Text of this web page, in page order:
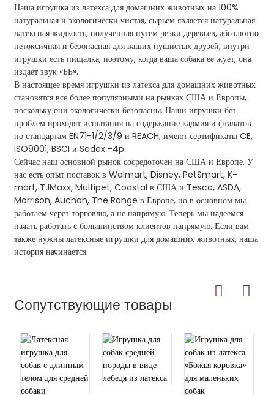
Наша игрушка из латекса для домашних животных на 100%
натуральная и экологически чистая, сырьем является натуральная
латексная жидкость, полученная путем резки деревьев, абсолютно
нетоксичная и безопасная для ваших пушистых друзей, внутри
игрушки есть пищалка, поэтому, когда ваша собака ее жует, она
издает звук «ББ».
В настоящее время игрушки из латекса для домашних животных
становятся все более популярными на рынках США и Европы,
поскольку они экологически безопасны. Наши игрушки без
проблем проходят испытания на содержание кадмия и фталатов
по стандартам EN71-1/2/3/9 и REACH, имеют сертификаты CE,
ISO9001, BSCI и Sedex -4p.
Сейчас наш основной рынок сосредоточен на США и Европе. У
нас есть опыт поставок в Walmart, Disney, PetSmart, K-
mart, TJMaxx, Multipet, Coastal в США и Tesco, ASDA,
Morrison, Auchan, The Range в Европе, но в основном мы
работаем через торговлю, а не напрямую. Теперь мы надеемся
начать работать с большинством клиентов напрямую. Если вам
также нужны латексные игрушки для домашних животных, наша
история начинается.
Сопутствующие товары